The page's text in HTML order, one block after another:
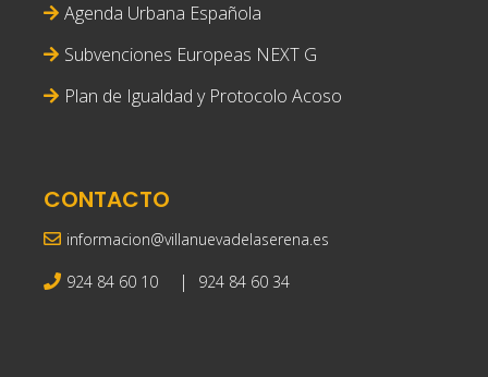
Agenda Urbana Española
Subvenciones Europeas NEXT G
Plan de Igualdad y Protocolo Acoso
CONTACTO
informacion@villanuevadelaserena.es
924 84 60 10 | 924 84 60 34